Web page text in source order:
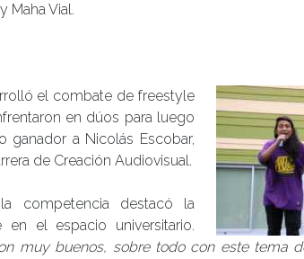
Maha Vial.
el combate de freestyle
en dúos para luego
a Nicolás Escobar,
de Creación Audiovisual.
competencia destacó la
en el espacio universitario.
muy buenos, sobre todo con este tema